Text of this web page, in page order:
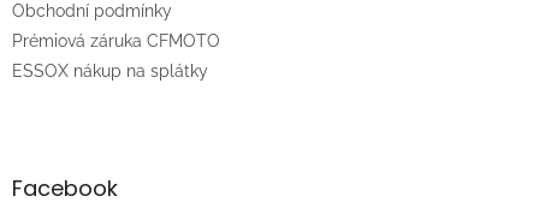
Obchodní podmínky
Prémiová záruka CFMOTO
ESSOX nákup na splátky
Facebook